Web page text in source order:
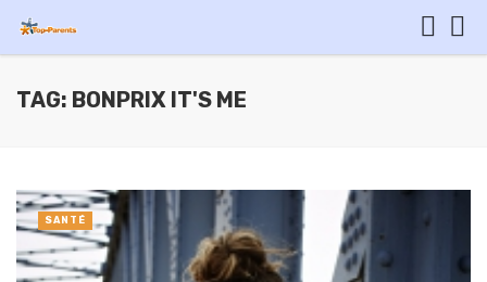
TAG: BONPRIX IT'S ME
SANTÉ